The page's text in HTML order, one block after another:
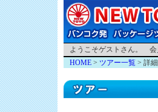
ようこそゲストさん。 会
HOME > ツアー一覧 > 詳